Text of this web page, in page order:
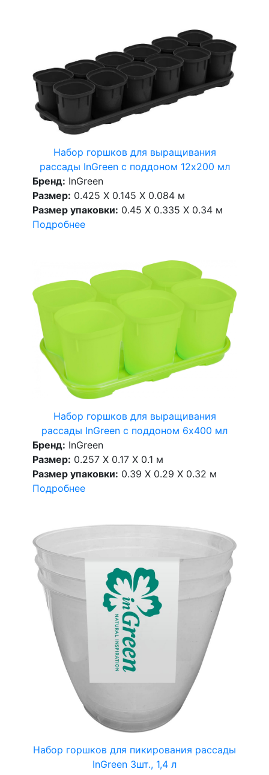
Набор горшков для выращивания
рассады InGreen с поддоном 12х200 мл
Бренд: InGreen
Размер: 0.425 X 0.145 X 0.084 м
Размер упаковки: 0.45 X 0.335 X 0.34 м
Подробнее
Набор горшков для выращивания
рассады InGreen с поддоном 6х400 мл
Бренд: InGreen
Размер: 0.257 X 0.17 X 0.1 м
Размер упаковки: 0.39 X 0.29 X 0.32 м
Подробнее
Набор горшков для пикирования рассады
InGreen 3шт., 1,4 л